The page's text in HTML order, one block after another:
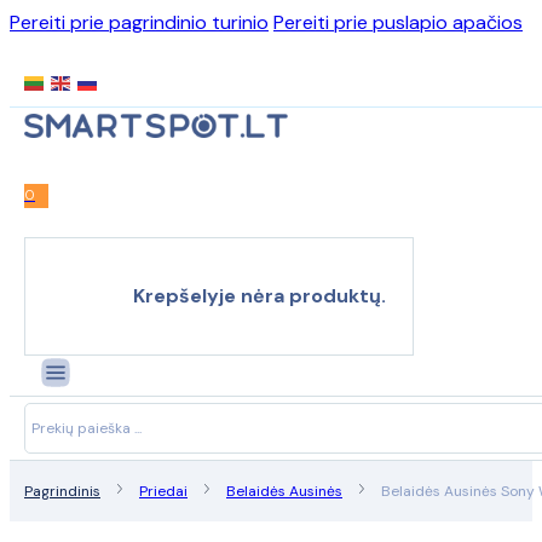
Pereiti prie pagrindinio turinio Pereiti prie puslapio apačios
0
Krepšelyje nėra produktų.
Search
...
Pagrindinis Priedai Belaidės Ausinės Belaidės Ausinės